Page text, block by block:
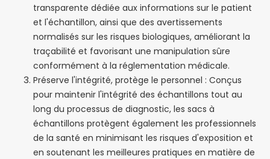
transparente dédiée aux informations sur le patient
et l'échantillon, ainsi que des avertissements
normalisés sur les risques biologiques, améliorant la
traçabilité et favorisant une manipulation sûre
conformément à la réglementation médicale.
Préserve l'intégrité, protège le personnel : Conçus
pour maintenir l'intégrité des échantillons tout au
long du processus de diagnostic, les sacs à
échantillons protègent également les professionnels
de la santé en minimisant les risques d'exposition et
en soutenant les meilleures pratiques en matière de